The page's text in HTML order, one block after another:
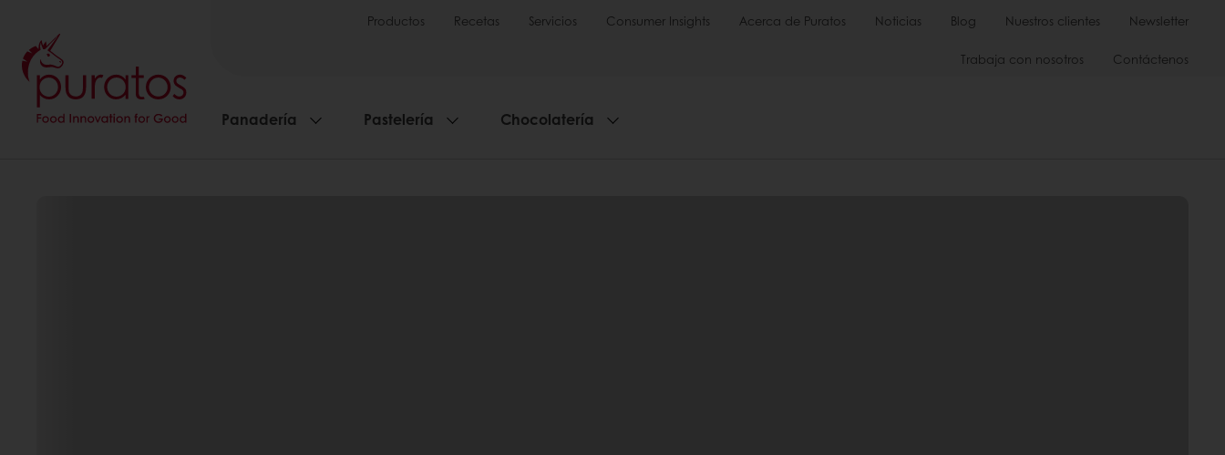
Productos Recetas Servicios Consumer Insights Acerca de Puratos Noticias Blog Nuestros clientes Newsletter
Trabaja con nosotros Contáctenos
Panadería Pastelería Chocolatería